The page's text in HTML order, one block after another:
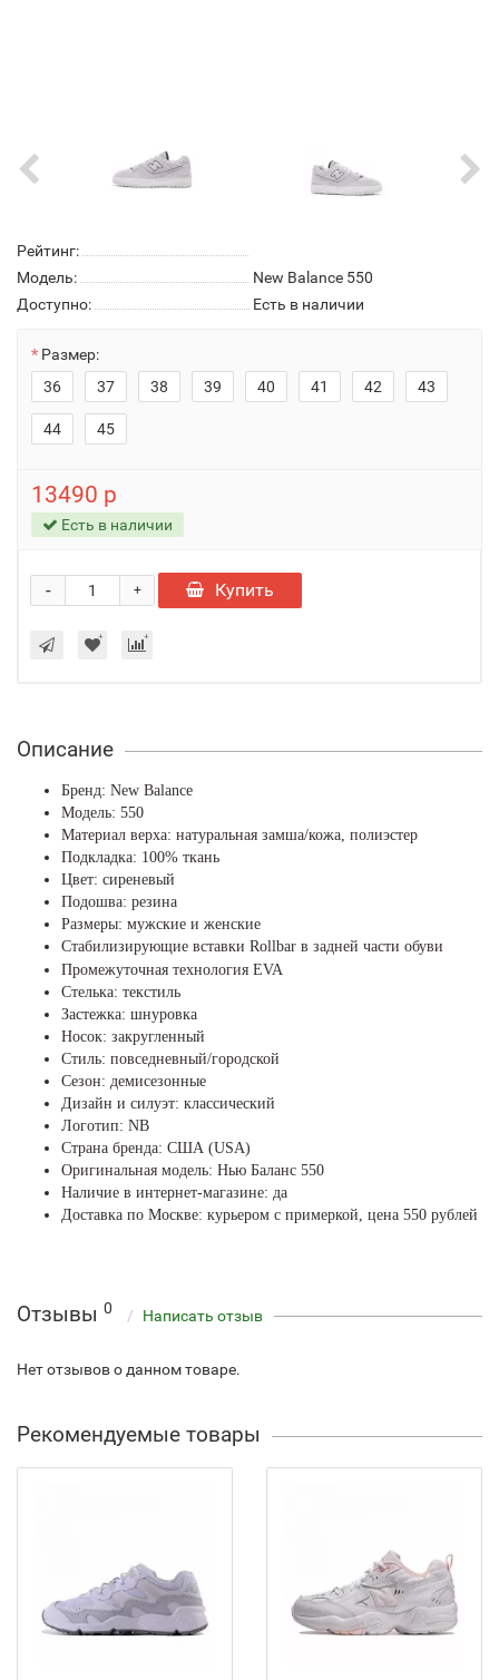
Рейтинг:
Модель:
New Balance 550
Доступно:
Есть в наличии
Размер:
36
37 38 39 40 41 42 43
44 45
13490 р
Есть в наличии
+
- Купить
Описание
Бренд: New Balance
Модель: 550
Материал верха: натуральная замша/кожа, полиэстер
Подкладка: 100% ткань
Цвет: сиреневый
Подошва: резина
Размеры: мужские и женские
Стабилизирующие вставки Rollbar в задней части обуви
Промежуточная технология EVA
Стелька: текстиль
Застежка: шнуровка
Носок: закругленный
Стиль: повседневный/городской
Сезон: демисезонные
Дизайн и силуэт: классический
Логотип: NB
Страна бренда: США (USA)
Оригинальная модель: Нью Баланс 550
Наличие в интернет-магазине: да
Доставка по Москве: курьером с примеркой, цена 550 рублей
Отзывы 0 Написать отзыв
Нет отзывов о данном товаре.
Рекомендуемые товары